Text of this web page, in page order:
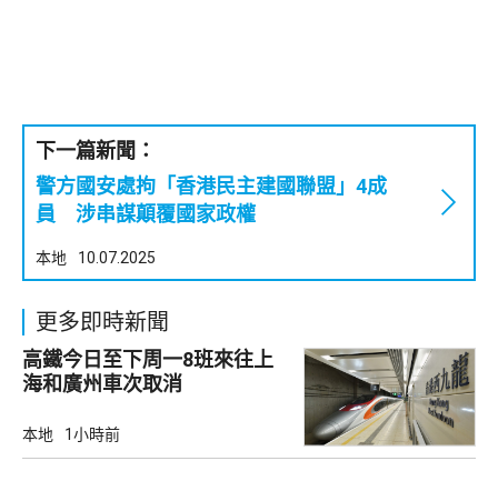
下一篇新聞：
警方國安處拘「香港民主建國聯盟」4成
員 涉串謀顛覆國家政權
本地 10.07.2025
更多即時新聞
高鐵今日至下周一8班來往上
海和廣州車次取消
本地 1小時前